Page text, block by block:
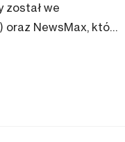
został we
NewsMax, który